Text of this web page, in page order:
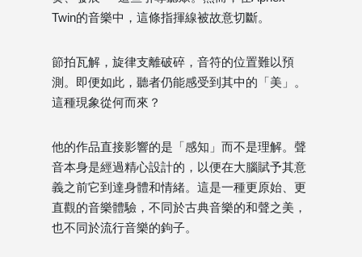
Twin的音樂中，這條指揮線被故意切斷。
節拍瓦解，旋律支離破碎，音符的位置難以預
測。即便如此，聽者仍能感受到其中的「美」。
這種現象從何而來？
他的作品直接影響的是「感知」而不是理解。聲
音本身是經過精心設計的，以便在大腦賦予其意
義之前它到達身體和情緒。這是一種更原始、更
直觀的音樂體驗，不同於古典音樂的和聲之美，
也不同於流行音樂的鉤子。